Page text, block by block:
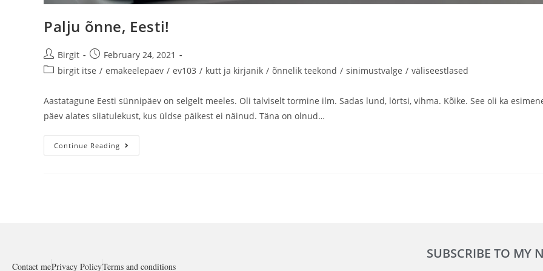
Palju õnne, Eesti!
Birgit
February 24, 2021
birgit itse / emakeelepäev / ev103 / kutt ja kirjanik / õnnelik teekond / sinimustvalge / väliseestlased
Aastatagune Eesti sünnipäev on selgelt meeles. Oli talviselt tormine ilm. Sadas lund, lörtsi, vihma. Kõike. See oli ka
päev alates siiatulekust, kus üldse päikest ei näinud. Täna on olnud…
Continue Reading
Contact mePrivacy PolicyTerms and conditions
SUBSCRIBE TO MY